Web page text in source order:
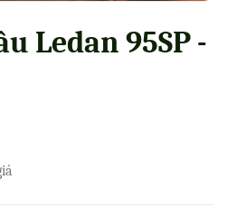
Ledan 95SP -